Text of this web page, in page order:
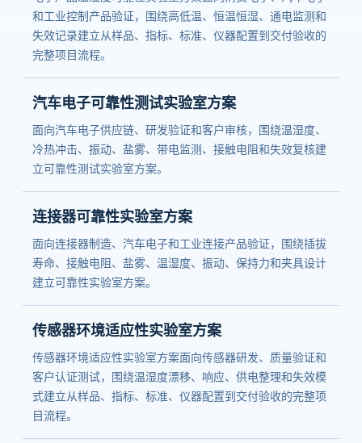
和工业控制产品验证，围绕高低温、恒温恒湿、通电监测和
失效记录建立从样品、指标、标准、仪器配置到交付验收的
完整项目流程。
汽车电子可靠性测试实验室方案
面向汽车电子供应链、研发验证和客户审核，围绕温湿度、
冷热冲击、振动、盐雾、带电监测、接触电阻和失效复核建
立可靠性测试实验室方案。
连接器可靠性实验室方案
面向连接器制造、汽车电子和工业连接产品验证，围绕插拔
寿命、接触电阻、盐雾、温湿度、振动、保持力和夹具设计
建立可靠性实验室方案。
传感器环境适应性实验室方案
传感器环境适应性实验室方案面向传感器研发、质量验证和
客户认证测试，围绕温湿度漂移、响应、供电整理和失效模
式建立从样品、指标、标准、仪器配置到交付验收的完整项
目流程。